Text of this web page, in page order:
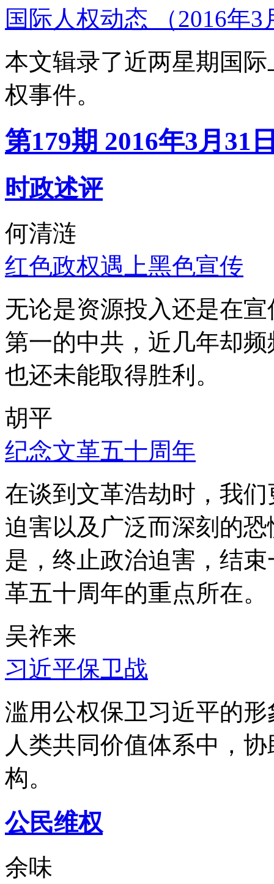
国际人权动态 （2016年
本文辑录了近两星期国
权事件。
第179期 2016年3月31
时政述评
何清涟
红色政权遇上黑色宣传
无论是资源投入还是在
第一的中共，近几年却
也还未能取得胜利。
胡平
纪念文革五十周年
在谈到文革浩劫时，我
迫害以及广泛而深刻的
是，终止政治迫害，结
革五十周年的重点所在。
吴祚来
习近平保卫战
滥用公权保卫习近平的
人类共同价值体系中，
构。
公民维权
余味